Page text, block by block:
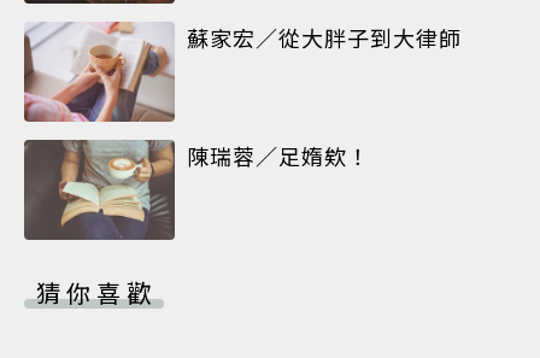
蘇家宏／從大胖子到大律師
陳瑞蓉／足媠欸！
猜你喜歡